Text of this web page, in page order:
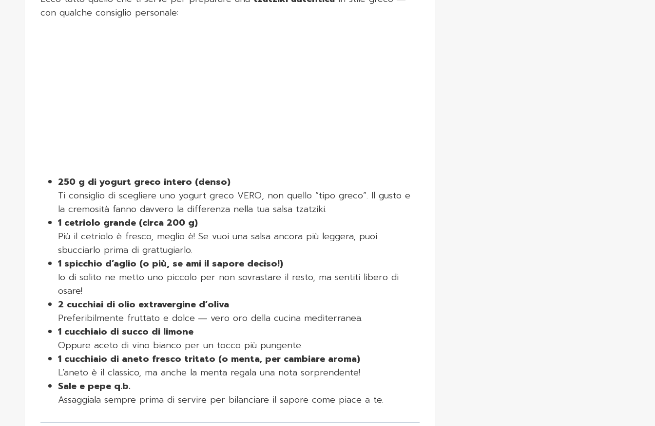
con qualche consiglio personale:
250 g di yogurt greco intero (denso)
Ti consiglio di scegliere uno yogurt greco VERO, non quello “tipo greco”. Il gusto e
la cremosità fanno davvero la differenza nella tua salsa tzatziki.
1 cetriolo grande (circa 200 g)
Più il cetriolo è fresco, meglio è! Se vuoi una salsa ancora più leggera, puoi
sbucciarlo prima di grattugiarlo.
1 spicchio d’aglio (o più, se ami il sapore deciso!)
Io di solito ne metto uno piccolo per non sovrastare il resto, ma sentiti libero di
osare!
2 cucchiai di olio extravergine d’oliva
Preferibilmente fruttato e dolce ― vero oro della cucina mediterranea.
1 cucchiaio di succo di limone
Oppure aceto di vino bianco per un tocco più pungente.
1 cucchiaio di aneto fresco tritato (o menta, per cambiare aroma)
L’aneto è il classico, ma anche la menta regala una nota sorprendente!
Sale e pepe q.b.
Assaggiala sempre prima di servire per bilanciare il sapore come piace a te.